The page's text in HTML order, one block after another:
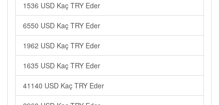
1536 USD Kaç TRY Eder
6550 USD Kaç TRY Eder
1962 USD Kaç TRY Eder
1635 USD Kaç TRY Eder
41140 USD Kaç TRY Eder